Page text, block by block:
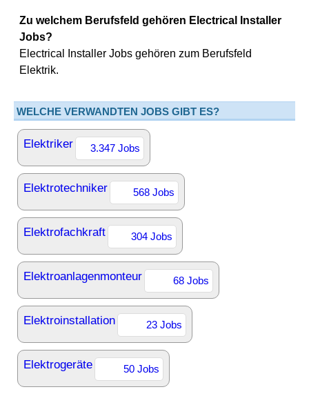
Zu welchem Berufsfeld gehören Electrical Installer
Jobs?
Electrical Installer Jobs gehören zum Berufsfeld
Elektrik.
WELCHE VERWANDTEN JOBS GIBT ES?
Elektriker 3.347 Jobs
Elektrotechniker 568 Jobs
Elektrofachkraft 304 Jobs
Elektroanlagenmonteur 68 Jobs
Elektroinstallation 23 Jobs
Elektrogeräte 50 Jobs